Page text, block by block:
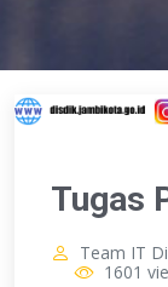
Tugas
Team IT
1601